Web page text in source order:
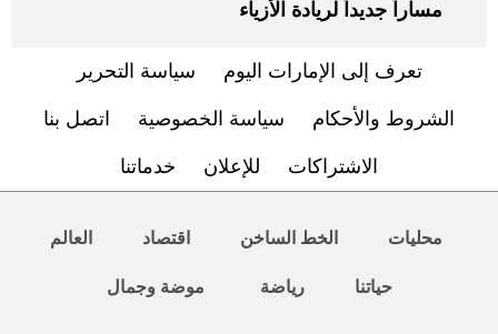
مساراً جديداً لريادة الأزياء
تعرف إلى الإمارات اليوم سياسة التحرير
الشروط والأحكام سياسة الخصوصية اتصل بنا
الاشتراكات للإعلان خدماتنا
محليات الخط الساخن اقتصاد العالم
حياتنا رياضة موضة وجمال